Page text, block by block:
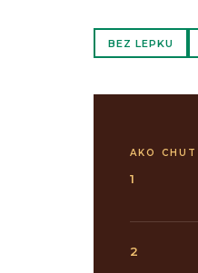
BEZ LEPKU
AKO CHUTÍ
1
2